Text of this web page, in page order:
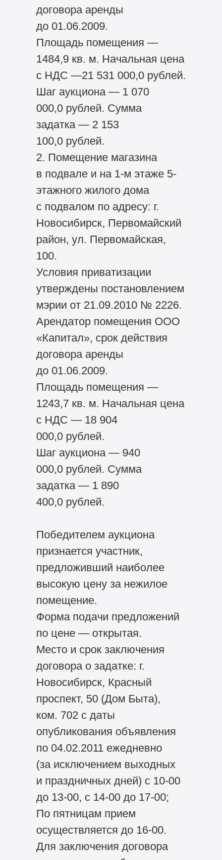
договора аренды
до 01.06.2009.
Площадь помещения —
1484,9 кв. м. Начальная цена
с НДС —21 531 000,0 рублей.
Шаг аукциона — 1 070
000,0 рублей. Сумма
задатка — 2 153
100,0 рублей.
2. Помещение магазина
в подвале и на 1-м этаже 5-
этажного жилого дома
с подвалом по адресу: г.
Новосибирск, Первомайский
район, ул. Первомайская,
100.
Условия приватизации
утверждены постановлением
мэрии от 21.09.2010 № 2226.
Арендатор помещения ООО
«Капитал», срок действия
договора аренды
до 01.06.2009.
Площадь помещения —
1243,7 кв. м. Начальная цена
с НДС — 18 904
000,0 рублей.
Шаг аукциона — 940
000,0 рублей. Сумма
задатка — 1 890
400,0 рублей.
Победителем аукциона
признается участник,
предложивший наиболее
высокую цену за нежилое
помещение.
Форма подачи предложений
по цене — открытая.
Место и срок заключения
договора о задатке: г.
Новосибирск, Красный
проспект, 50 (Дом Быта),
ком. 702 с даты
опубликования объявления
по 04.02.2011 ежедневно
(за исключением выходных
и праздничных дней) с 10-00
до 13-00, с 14-00 до 17-00;
По пятницам прием
осуществляется до 16-00.
Для заключения договора